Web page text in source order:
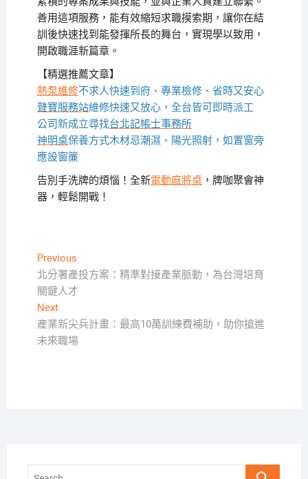
善用這項服務，能有效縮短求職摸索期，讓你在結
訓後快速找到能發揮所長的舞台，實現學以致用，
開啟職涯新篇章。
【精選推薦文章】
熱泵維修不求人快速到府、專業檢修、省時又安心
聲寶服務站維修快速又放心，全台皆可即時派工
公司新成立尋找台北記帳士事務所
神明桌保養方式木材忌潮濕、陽光照射，如置窗旁
應設窗簾
告別手洗牌的煩惱！全新電動麻將桌，牌咖聚會神
器，輕鬆開戰！
文
章
導
覽
PreviousPrevious
post:
北分署產投方案：精準對接產業脈動，為台灣培育
關鍵人才
NextNext
post:
產業新尖兵計畫：最高10萬訓練費補助，助你搶進
未來職場
Search